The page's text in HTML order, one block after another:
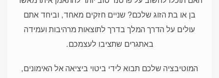
בן או בת הזוג שלכם? שניים חזקים מאחד, וביחד אתם
עולים על הדרך המלך בדרך לתוצאות מרהיבות ועמידה
באתגרים שתציבו לעצמכם.
המוטיבציה שלכם תבוא לידי ביטוי ביציאה אל האימונים,